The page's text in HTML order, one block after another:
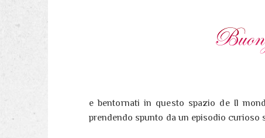
e bentornati in questo spazio de Il
prendendo spunto da un episodio curioso